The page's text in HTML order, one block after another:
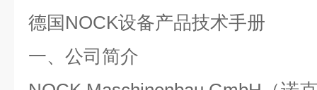
德国 NOCK设备产品技术手册
一、公司简介